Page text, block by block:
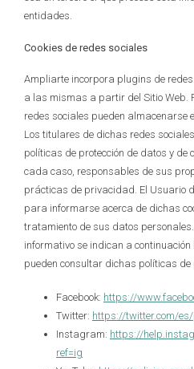
entidades.
Cookies de redes sociales
Ampliarte incorpora plugins de
a las mismas a partir del Sitio Web.
redes sociales pueden almacenarse
Los titulares de dichas redes
políticas de protección de datos y de
cada caso, responsables de sus
prácticas de privacidad. El Usuario
para informarse acerca de dichas
tratamiento de sus datos
informativo se indican a continuación
pueden consultar dichas políticas de
Facebook: https://
Twitter: https://twitter.com/
Instagram: https://
ref=ig